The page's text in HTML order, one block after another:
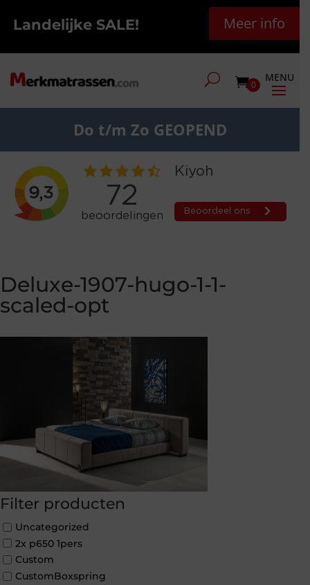
Landelijke SALE! Meer info
0
Do t/m Zo GEOPEND
Deluxe-1907-hugo-1-1-
scaled-opt
Filter producten
Uncategorized
2x p650 1pers
Custom
CustomBoxspring